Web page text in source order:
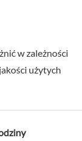
w zależności
użytych